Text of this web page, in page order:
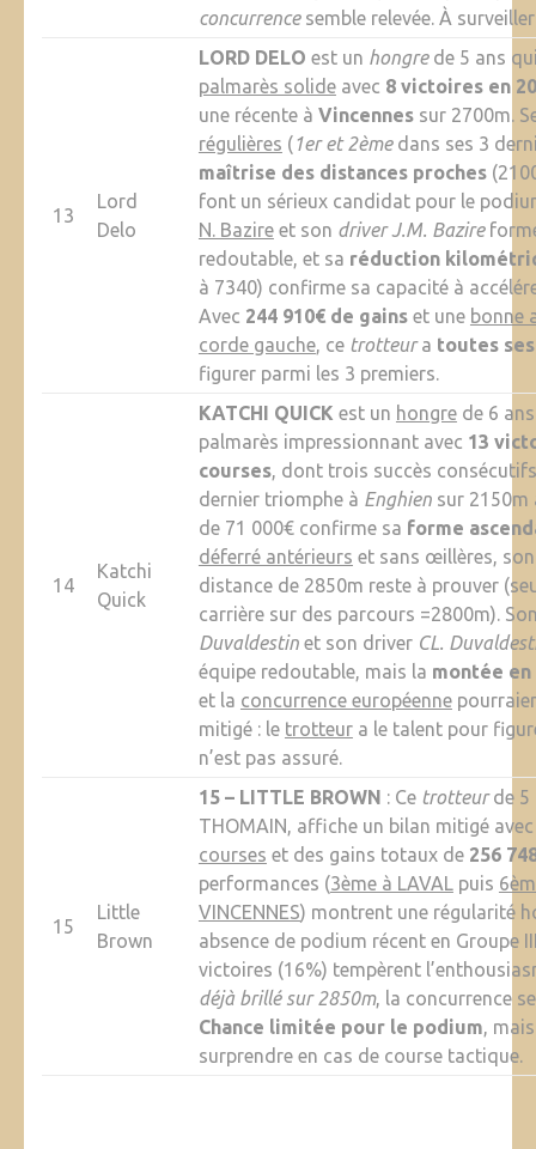
concurrencesemble relevée. À
13
Lord
Delo
LORD DELO est un hongrede 5 ans
palmarès solideavec 8 victoires en
une récente à Vincennessur 2700m.
régulières (1er et 2èmedans ses 3
maîtrise des distances proches
font un sérieux candidat pour le
N. Bazireet son driver J.M. Bazire
redoutable, et sa réduction
à 7340) confirme sa capacité à
Avec 244 910€ de gainset une bonne
corde gauche, ce trotteura toutes
figurer parmi les 3 premiers.
14
Katchi
Quick
KATCHI QUICK est un hongrede 6
palmarès impressionnant avec 13
courses, dont trois succès
dernier triomphe à Enghiensur 2150m
de 71 000€ confirme sa forme
déferré antérieurs et sans œillères,
distance de 2850m reste à prouver
carrière sur des parcours =2800m).
Duvaldestinet son driver CL.
équipe redoutable, mais la montée
et la concurrence européenne
mitigé : le trotteura le talent pour
n’est pas assuré.
15
Little
Brown
15 – LITTLE BROWN : Ce trotteurde 5
THOMAIN, affiche un bilan mitigé
courses et des gains totaux de 256
performances (3ème à LAVALpuis
VINCENNES) montrent une régularité
absence de podium récent en Groupe
victoires (16%) tempèrent
déjà brillé sur 2850m, la concurrence
Chance limitée pour le podium,
surprendre en cas de course tactique.